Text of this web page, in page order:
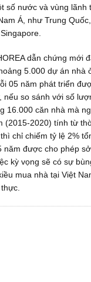
số nước và vùng lãnh
Á, như Trung
dẫn chứng mới
5.000 dự án nhà
05 năm phát triển
nếu so sánh với số
16.000 căn nhà mà
(2015-2020) tính từ
chỉ chiếm tỷ lệ 2%
năm được cho phép
kỳ vọng sẽ có sự
mua nhà tại Việt